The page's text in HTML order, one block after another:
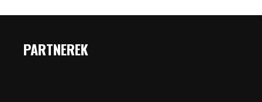
PARTNEREK